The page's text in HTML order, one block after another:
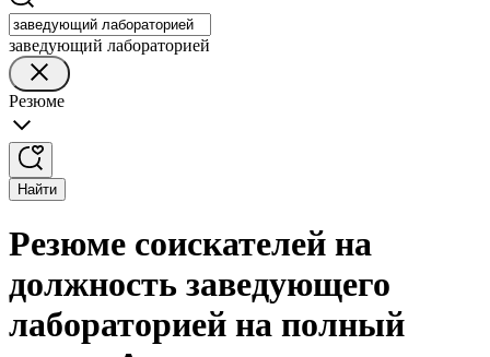
заведующий лабораторией
Резюме
Найти
Резюме соискателей на
должность заведующего
лабораторией на полный